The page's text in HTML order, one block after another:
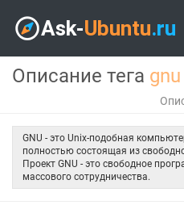
Описание тега gnu
GNU - это Unix-подобная
полностью состоящая из
Проект GNU - это свободное
массового сотрудничества.